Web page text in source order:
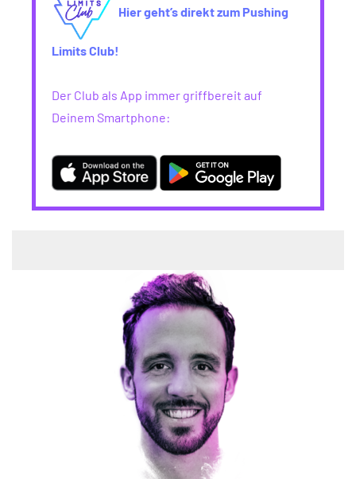
Hier geht’s direkt zum Pushing
Limits Club!
Der Club als App immer griffbereit auf
Deinem Smartphone: